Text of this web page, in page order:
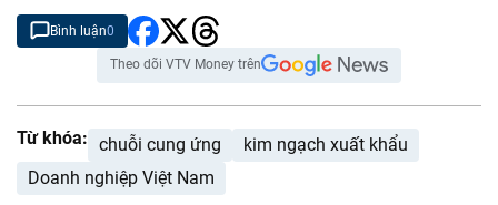
Bình luận0
Theo dõi VTV Money trên
Từ khóa: chuỗi cung ứng
kim ngạch xuất khẩu
Doanh nghiệp Việt Nam